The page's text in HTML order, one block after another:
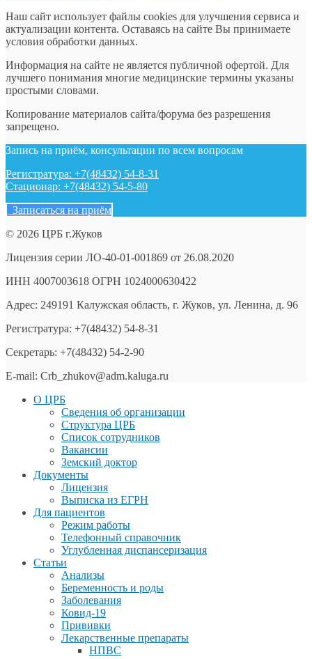
Наш сайт использует файлы cookies для улучшения сервиса и
актуализации контента. Оставаясь на сайте Вы принимаете
условия обработки данных.
Информация на сайте не является публичной офертой. Для
лучшего понимания многие медицинские термины указаны
простыми словами.
Копирование материалов сайта/форума без разрешения
запрещено.
Запись на приём, консультации по всем вопросам
Регистратура: +7(48432) 54-8-31
Стационар: +7(48432) 54-5-80
Записаться на приём
© 2026 ЦРБ г.Жуков
Лицензия серии ЛО-40-01-001869 от 26.08.2020
ИНН 4007003618 ОГРН 1024000630422
Адрес: 249191 Калужская область, г. Жуков, ул. Ленина, д. 96
Регистратура: +7(48432) 54-8-31
Секретарь: +7(48432) 54-2-90
E-mail: Crb_zhukov@adm.kaluga.ru
О ЦРБ
Сведения об организации
Структура ЦРБ
Список сотрудников
Вакансии
Земский доктор
Документы
Лицензия
Выписка из ЕГРН
Для пациентов
Режим работы
Телефонный справочник
Углубленная диспансеризация
Статьи
Анализы
Беременность и роды
Заболевания
Ковид-19
Прививки
Лекарственные препараты
НПВС